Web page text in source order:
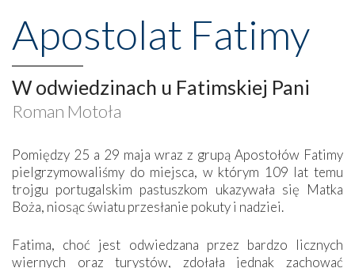
Apostolat Fatimy
W odwiedzinach u Fatimskiej Pani
Roman Motoła
Pomiędzy 25 a 29 maja wraz z grupą Apostołów Fatimy
pielgrzymowaliśmy do miejsca, w którym 109 lat temu
trojgu portugalskim pastuszkom ukazywała się Matka
Boża, niosąc światu przesłanie pokuty i nadziei.
Fatima, choć jest odwiedzana przez bardzo licznych
wiernych oraz turystów, zdołała jednak zachować